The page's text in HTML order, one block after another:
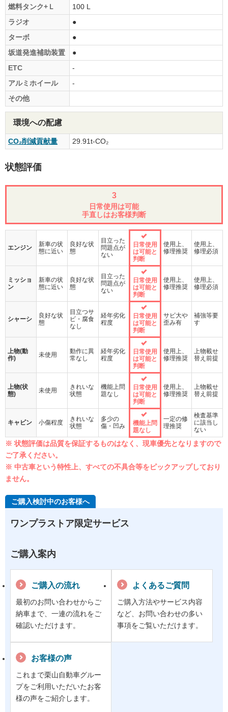
燃料タンク+Ｌ
100 L
ラジオ
●
ターボ
●
坂道発進補助装置
●
ETC
-
アルミホイール
-
その他
環境への配慮
CO₂削減貢献量 29.91t-CO₂
状態評価
3
日常使用は可能
手直しはお客様判断
エンジン
新車の状
態に近い
良好な状
態
目立った
問題点が
ない
日常使用
は可能と
判断
使用上、
修理推奨
使用上、
修理必須
ミッショ
ン
新車の状
態に近い
良好な状
態
目立った
問題点が
ない
日常使用
は可能と
判断
使用上、
修理推奨
使用上、
修理必須
シャーシ
良好な状
態
目立つサ
ビ・腐食
なし
経年劣化
程度
日常使用
は可能と
判断
サビ大や
歪み有
補強等要
す
上物(動
作)
未使用
動作に異
常なし
経年劣化
程度
日常使用
は可能と
判断
使用上、
修理推奨
上物載せ
替え前提
上物(状
態)
未使用
きれいな
状態
機能上問
題なし
日常使用
は可能と
判断
使用上、
修理推奨
上物載せ
替え前提
キャビン 小傷程度
きれいな
状態
多少の
傷・凹み
機能上問
題なし
一定の修
理推奨
検査基準
に該当し
ない
※ 状態評価は品質を保証するものはなく、現車優先となりますので
ご了承ください。
※ 中古車という特性上、すべての不具合等をピックアップしており
ません。
ご購入検討中のお客様へ
ワンプラストア限定サービス
ご購入案内
ご購入の流れ
最初のお問い合わせからご
納車まで、一連の流れをご
確認いただけます。
よくあるご質問
ご購入方法やサービス内容
など、お問い合わせの多い
事項をご覧いただけます。
お客様の声
これまで栗山自動車グルー
プをご利用いただいたお客
様の声をご紹介します。